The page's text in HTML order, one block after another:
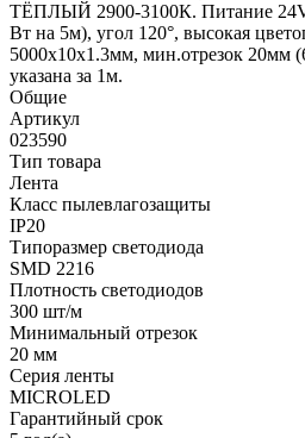
ТЁПЛЫЙ 2900-3100К. Питание
Вт на 5м), угол 120°, высокая
5000x10х1.3мм, мин.отрезок 20мм
указана за 1м.
Общие
Артикул
023590
Тип товара
Лента
Класс пылевлагозащиты
IP20
Типоразмер светодиода
SMD 2216
Плотность светодиодов
300 шт/м
Минимальный отрезок
20 мм
Серия ленты
MICROLED
Гарантийный срок